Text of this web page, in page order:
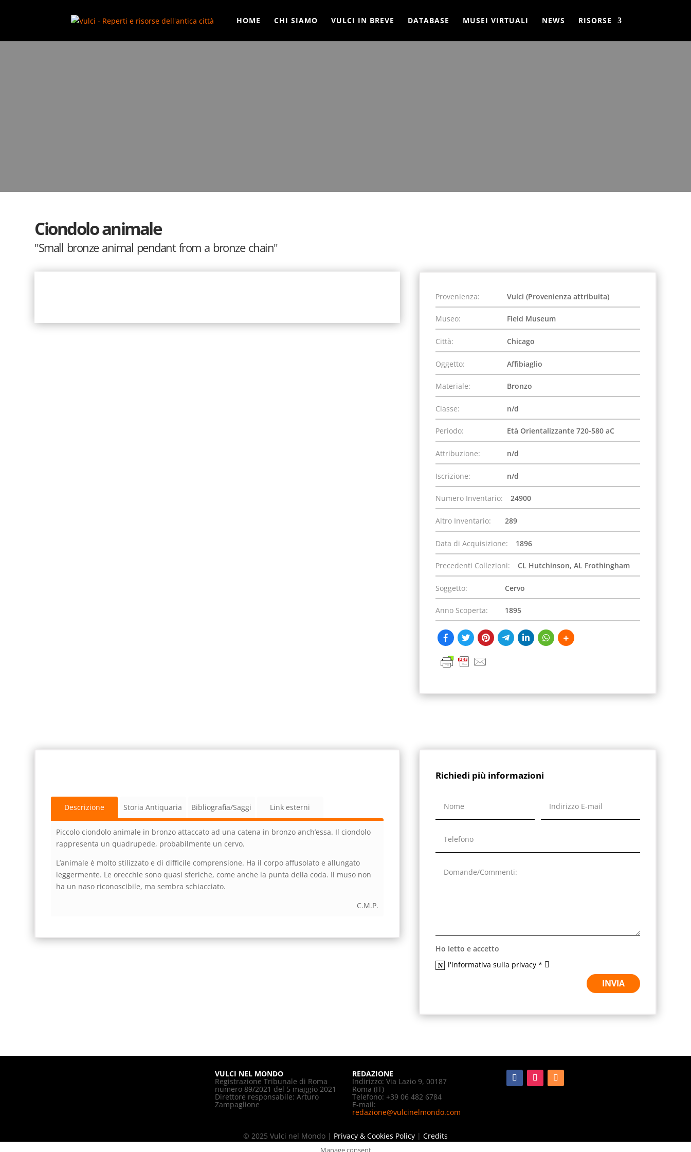
HOME
CHI SIAMO VULCI IN BREVE DATABASE MUSEI VIRTUALI NEWS RISORSE
Ciondolo animale
"Small bronze animal pendant from a bronze chain"
Provenienza: Vulci (Provenienza attribuita)
Museo: Field Museum
Città: Chicago
Oggetto: Affibiaglio
Materiale: Bronzo
Classe: n/d
Periodo: Età Orientalizzante 720-580 aC
Attribuzione: n/d
Iscrizione: n/d
Numero Inventario: 24900
Altro Inventario: 289
Data di Acquisizione: 1896
Precedenti Collezioni: CL Hutchinson, AL Frothingham
Soggetto: Cervo
Anno Scoperta: 1895
Descrizione Storia Antiquaria Bibliografia/Saggi Link esterni
Piccolo ciondolo animale in bronzo attaccato ad una catena in bronzo anch’essa. Il ciondolo
rappresenta un quadrupede, probabilmente un cervo.
L’animale è molto stilizzato e di difficile comprensione. Ha il corpo affusolato e allungato
leggermente. Le orecchie sono quasi sferiche, come anche la punta della coda. Il muso non
ha un naso riconoscibile, ma sembra schiacciato.
C.M.P.
Richiedi più informazioni
Ho letto e accetto
l'informativa sulla privacy *
INVIA
VULCI NEL MONDO
Registrazione Tribunale di Roma
numero 89/2021 del 5 maggio 2021
Direttore responsabile: Arturo
Zampaglione
REDAZIONE
Indirizzo: Via Lazio 9, 00187
Roma (IT)
Telefono: +39 06 482 6784
E-mail:
redazione@vulcinelmondo.com
© 2025 Vulci nel Mondo | Privacy & Cookies Policy | Credits
Manage consent